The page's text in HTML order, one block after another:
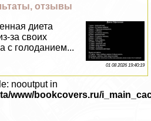
отзывы
диета
за своих
с голоданием...
01 08 2026 19:40:19
nooutput in
www/bookcovers.ru/